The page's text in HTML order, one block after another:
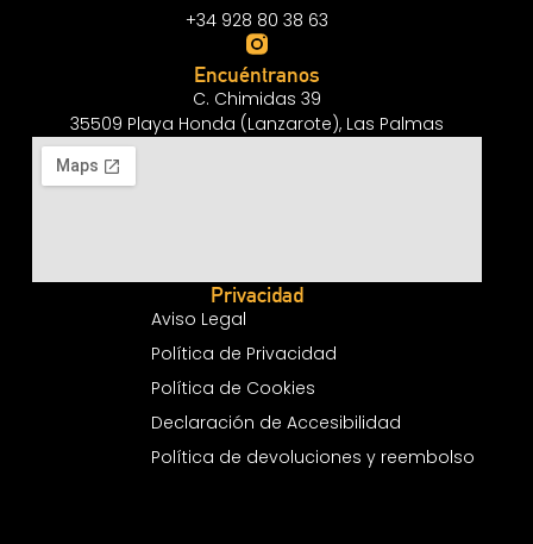
+34 928 80 38 63
Encuéntranos
C. Chimidas 39
35509 Playa Honda (Lanzarote), Las Palmas
Privacidad
Aviso Legal
Política de Privacidad
Política de Cookies
Declaración de Accesibilidad
Política de devoluciones y reembolso